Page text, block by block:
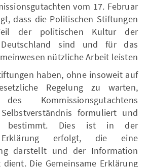
vom 17. Februar
dass die Politischen Stiftungen
der politischen Kultur der
Deutschland sind und für das
nützliche Arbeit leisten.
haben, ohne insoweit auf
Regelung zu warten,
Kommissionsgutachtens
formuliert und
bestimmt. Dies ist in der
Erklärung erfolgt, die eine
darstellt und der Information
Die Gemeinsame Erklärung